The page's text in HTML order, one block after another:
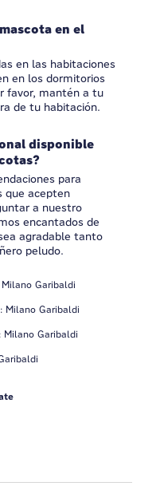
en el
en las habitaciones
en los dormitorios
favor, mantén a tu
de tu habitación.
disponible
para
que acepten
a nuestro
encantados de
agradable tanto
peludo.
Garibaldi
Milano Garibaldi
Milano Garibaldi